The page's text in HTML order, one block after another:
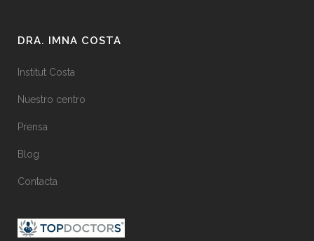
DRA. IMNA COSTA
Institut Costa
Nuestro centro
Prensa
Blog
Contacta